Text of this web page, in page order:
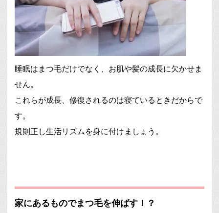
睡眠はまつ毛だけでなく、お肌や髪の成長に欠かせま
せん。
これらが成長、修復されるのは寝ているときだからで
す。
規則正し生活リズムを身に付けましょう。
家にあるものでまつ毛を伸ばす！？